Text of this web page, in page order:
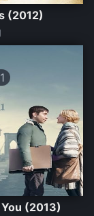
(2012)
(2013)